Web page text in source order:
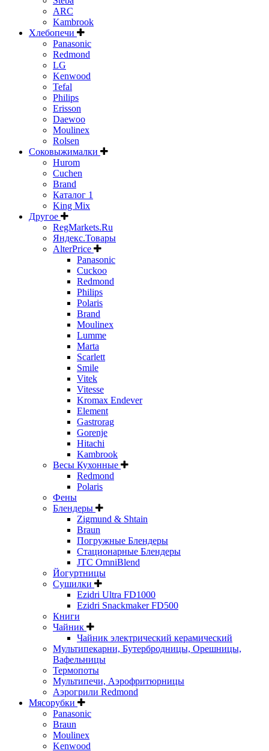
ARC
Kambrook
Хлебопечи
Panasonic
Redmond
LG
Kenwood
Tefal
Philips
Erisson
Daewoo
Moulinex
Rolsen
Соковыжималки
Hurom
Cuchen
Brand
Каталог 1
King Mix
Другое
RegMarkets.Ru
Яндекс.Товары
AlterPrice
Panasonic
Cuckoo
Redmond
Philips
Polaris
Brand
Moulinex
Lumme
Marta
Scarlett
Smile
Vitek
Vitesse
Kromax Endever
Element
Gastrorag
Gorenje
Hitachi
Kambrook
Весы Кухонные
Redmond
Polaris
Фены
Блендеры
Zigmund & Shtain
Braun
Погружные Блендеры
Стационарные Блендеры
JTC OmniBlend
Йогуртницы
Сушилки
Ezidri Ultra FD1000
Ezidri Snackmaker FD500
Книги
Чайник
Чайник электрический керамический
Мультипекарни, Бутербродницы, Орешницы,
Вафельницы
Термопоты
Мультипечи, Аэрофритюрницы
Аэрогрили Redmond
Мясорубки
Panasonic
Braun
Moulinex
Kenwood